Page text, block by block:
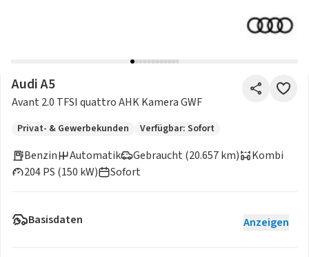
Audi A5
Avant 2.0 TFSI quattro AHK Kamera GWF
Privat- & Gewerbekunden Verfügbar: Sofort
Benzin
Gebraucht (20.657 km)
204 PS (150 kW)
Automatik
Kombi
Sofort
Basisdaten Anzeigen